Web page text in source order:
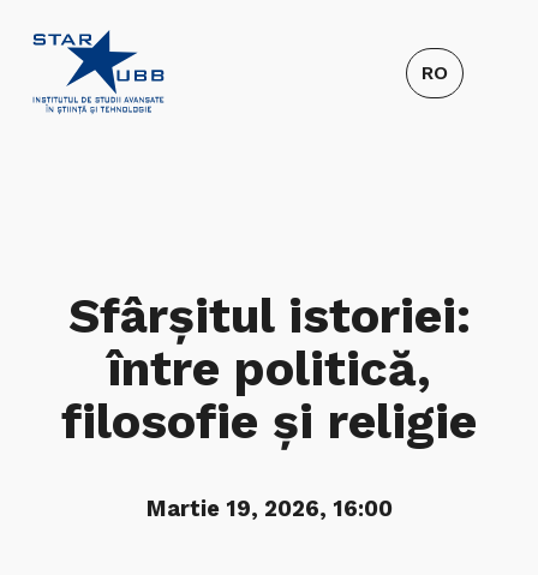
Sfârșitul istoriei:
între politică,
filosofie și religie
Martie 19, 2026, 16:00